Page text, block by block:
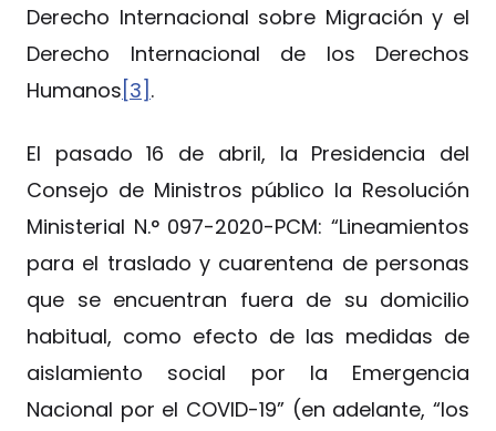
Derecho Internacional sobre Migración y el
Derecho Internacional de los Derechos
Humanos [3] .
El pasado 16 de abril, la Presidencia del
Consejo de Ministros público la Resolución
Ministerial N.° 097-2020-PCM: “Lineamientos
para el traslado y cuarentena de personas
que se encuentran fuera de su domicilio
habitual, como efecto de las medidas de
aislamiento social por la Emergencia
Nacional por el COVID-19” (en adelante, “los